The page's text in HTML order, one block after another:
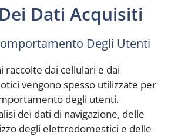
Dati Acquisiti
Degli Utenti
raccolte dai cellulari e dai
vengono spesso utilizzate per
degli utenti.
dei dati di navigazione, delle
degli elettrodomestici e delle